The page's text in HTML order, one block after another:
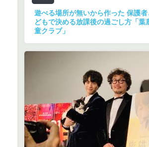
遊べる場所が無いから作った 保護者
どもで決める放課後の過ごし方「葉
童クラブ」